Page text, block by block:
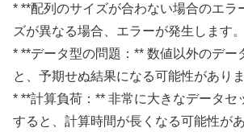
* **配列のサイズが合わない場合のエラ
ズが異なる場合、エラーが発生します。
* **データ型の問題：** 数値以外のデー
と、予期せぬ結果になる可能性がありま
* **計算負荷：** 非常に大きなデータセ
すると、計算時間が長くなる可能性があ